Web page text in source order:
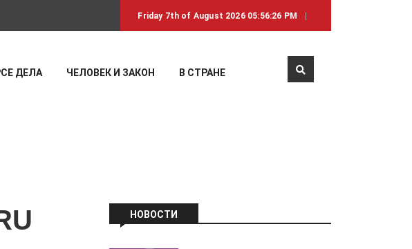
Friday 7th of August 2026 05:56:26 PM
ДЕЛА ЧЕЛОВЕК И ЗАКОН В СТРАНЕ
НОВОСТИ